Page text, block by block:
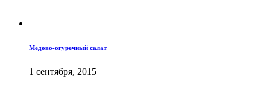
Медово-огуречный салат
1 сентября, 2015